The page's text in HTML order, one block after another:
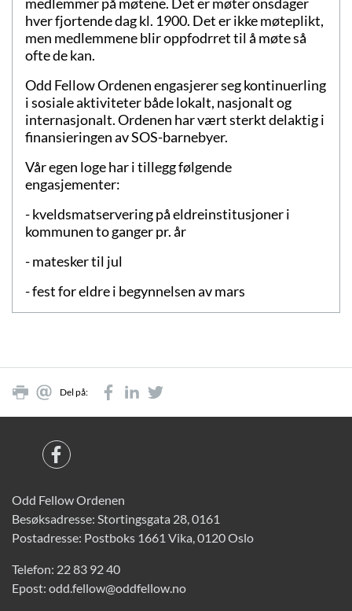
hver fjortende dag kl. 1900. Det er ikke møteplikt,
men medlemmene blir oppfodrret til å møte så
ofte de kan.
Odd Fellow Ordenen engasjerer seg kontinuerling
i sosiale aktiviteter både lokalt, nasjonalt og
internasjonalt. Ordenen har vært sterkt delaktig i
finansieringen av SOS-barnebyer.
Vår egen loge har i tillegg følgende
engasjementer:
- kveldsmatservering på eldreinstitusjoner i
kommunen to ganger pr. år
- matesker til jul
- fest for eldre i begynnelsen av mars
Del på:
Odd Fellow Ordenen
Besøksadresse: Stortingsgata 28, 0161
Postadresse: Postboks 1661 Vika, 0120 Oslo
Telefon: 22 83 92 40
Epost: odd.fellow@oddfellow.no